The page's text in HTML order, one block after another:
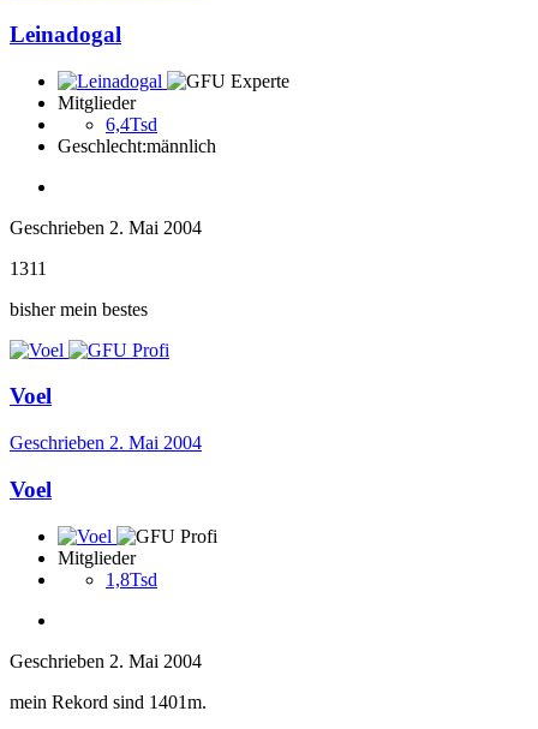
Leinadogal
Mitglieder
6,4Tsd
Geschlecht:männlich
Geschrieben 2. Mai 2004
1311
bisher mein bestes
Voel
Geschrieben 2. Mai 2004
Voel
Mitglieder
1,8Tsd
Geschrieben 2. Mai 2004
mein Rekord sind 1401m.